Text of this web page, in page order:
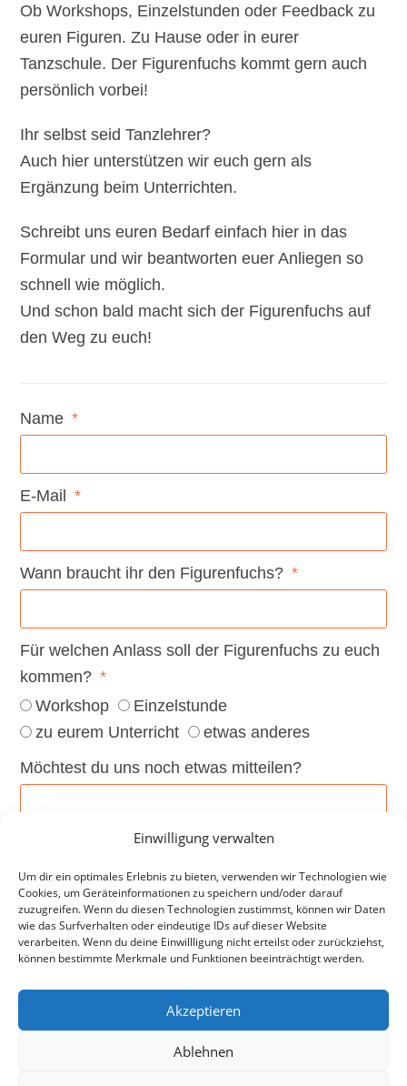
Einwilligung verwalten
Um dir ein optimales Erlebnis zu bieten, verwenden wir Technologien wie
Cookies, um Geräteinformationen zu speichern und/oder darauf
zuzugreifen. Wenn du diesen Technologien zustimmst, können wir Daten
wie das Surfverhalten oder eindeutige IDs auf dieser Website
verarbeiten. Wenn du deine Einwillligung nicht erteilst oder zurückziehst,
können bestimmte Merkmale und Funktionen beeinträchtigt werden.
Akzeptieren
Ablehnen
Ob Workshops, Einzelstunden oder Feedback zu
euren Figuren. Zu Hause oder in eurer
Tanzschule. Der Figurenfuchs kommt gern auch
persönlich vorbei!
Ihr selbst seid Tanzlehrer?
Auch hier unterstützen wir euch gern als
Ergänzung beim Unterrichten.
Schreibt uns euren Bedarf einfach hier in das
Formular und wir beantworten euer Anliegen so
schnell wie möglich.
Und schon bald macht sich der Figurenfuchs auf
den Weg zu euch!
Name
E-Mail
Wann braucht ihr den Figurenfuchs?
Für welchen Anlass soll der Figurenfuchs zu euch
kommen?
Workshop
Einzelstunde
zu eurem Unterricht
etwas anderes
Möchtest du uns noch etwas mitteilen?
ABSENDEN